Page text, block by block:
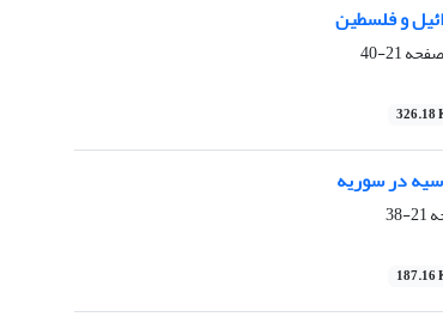
و فلسطین
21-40
326.18
در سوریه
21-38
187.16